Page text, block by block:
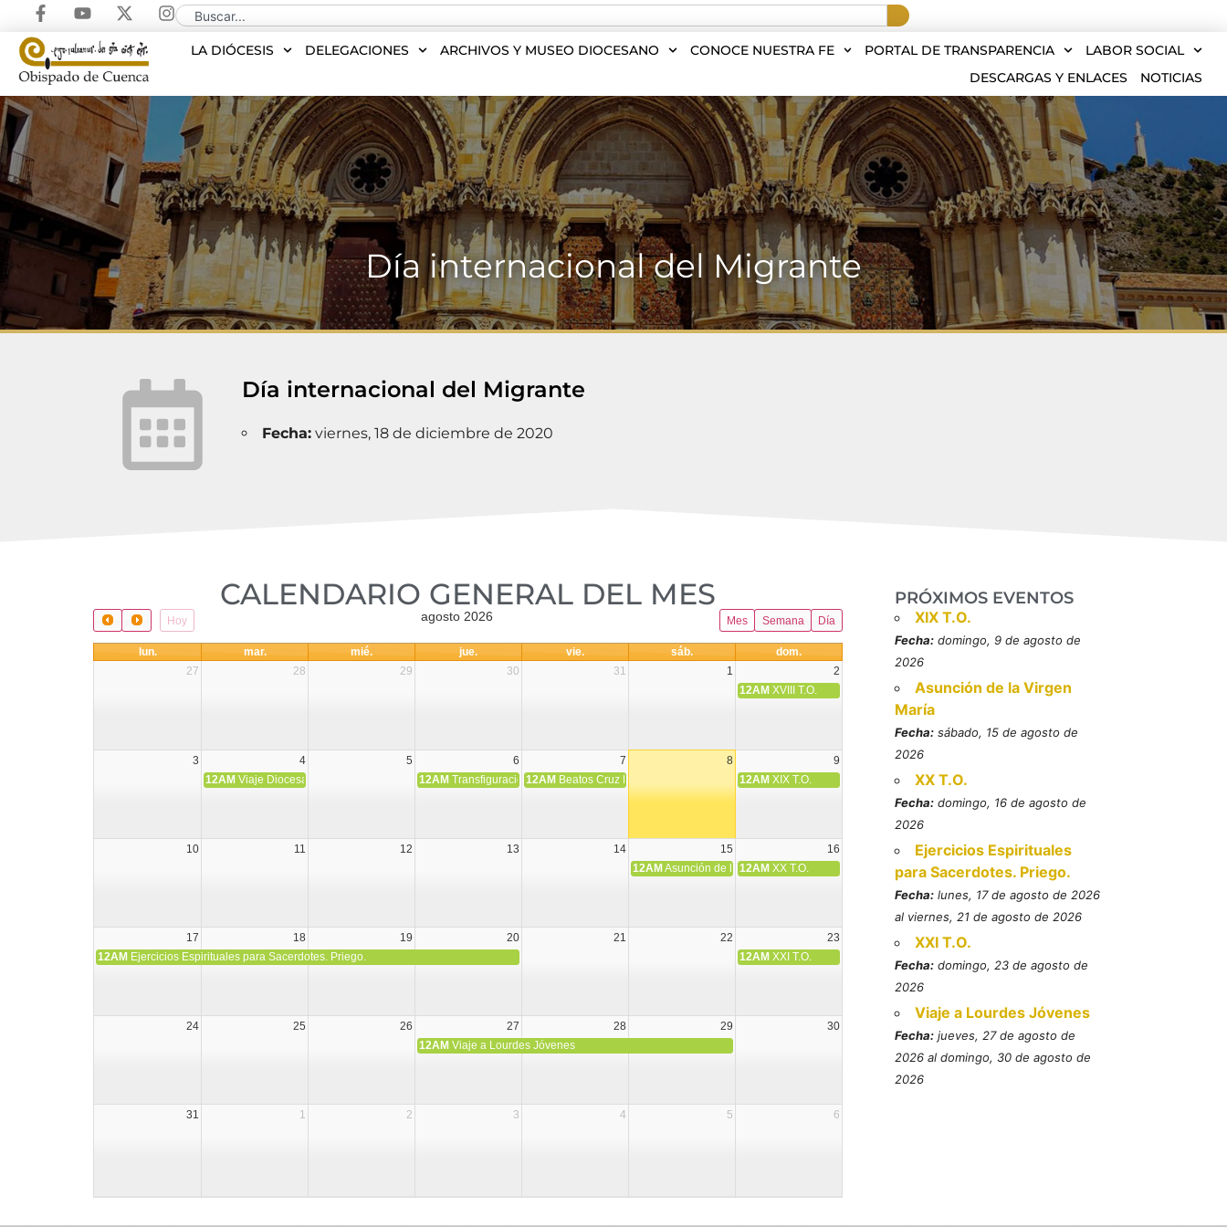
LA DIÓCESIS DELEGACIONES ARCHIVOS Y MUSEO DIOCESANO CONOCE NUESTRA FE PORTAL DE TRANSPARENCIA
LABOR SOCIAL
DESCARGAS Y ENLACES
NOTICIAS
Día internacional del Migrante
Día internacional del Migrante
Fecha:viernes, 18 de diciembre de 2020
CALENDARIO GENERAL DEL MES​
Hoy Mes Semana Día
agosto 2026
lun. mar. mié. jue. vie. sáb.
dom.
27
28 29 30 31 1
2
12AM XVIII T.O.
3 4 5 6 7 8
9
12AM Viaje Diocesano a Japón. 12AM Transfiguración del Señor
12AM Beatos Cruz Laplana, obispo, y Fernando Español, presbítero, mártires (MO)
12AM XIX T.O.
10 11 12 13 14 15
16
12AM Asunción de la Virgen María
12AM XX T.O.
17 18 19 20 21 22
23
12AM Ejercicios Espirituales para Sacerdotes. Priego. 12AM XXI T.O.
24 25 26 27 28 29
30
12AM Viaje a Lourdes Jóvenes
31 1 2 3 4 5 6
PRÓXIMOS EVENTOS
XIX T.O.
Fecha: domingo, 9 de agosto de
2026
Asunción de la Virgen
María
Fecha: sábado, 15 de agosto de
2026
XX T.O.
Fecha: domingo, 16 de agosto de
2026
Ejercicios Espirituales
para Sacerdotes. Priego.
Fecha: lunes, 17 de agosto de 2026
al viernes, 21 de agosto de 2026
XXI T.O.
Fecha: domingo, 23 de agosto de
2026
Viaje a Lourdes Jóvenes
Fecha: jueves, 27 de agosto de
2026 al domingo, 30 de agosto de
2026